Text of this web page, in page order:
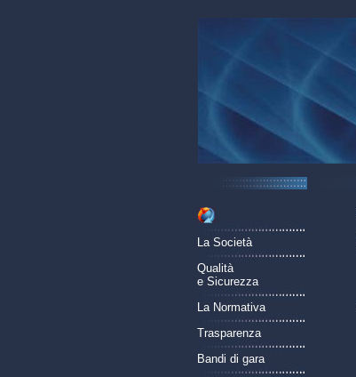
La Società
Qualità
e Sicurezza
La Normativa
Trasparenza
Bandi di gara